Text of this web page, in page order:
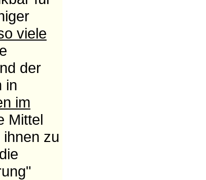
viele
der
in
im
Mittel
zu